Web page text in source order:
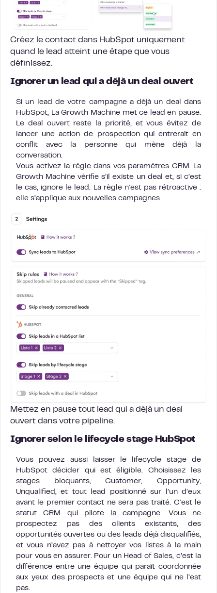
Créez le contact dans HubSpot uniquement
quand le lead atteint une étape que vous
définissez.
Ignorer un lead qui a déjà un deal ouvert
Si un lead de votre campagne a déjà un deal dans
HubSpot, La Growth Machine met ce lead en pause.
Le deal ouvert reste la priorité, et vous évitez de
lancer une action de prospection qui entrerait en
conflit avec la personne qui mène déjà la
conversation.
Vous activez la règle dans vos paramètres CRM. La
Growth Machine vérifie s’il existe un deal et, si c’est
le cas, ignore le lead. La règle n’est pas rétroactive :
elle s’applique aux nouvelles campagnes.
Mettez en pause tout lead qui a déjà un deal
ouvert dans votre pipeline.
Ignorer selon le lifecycle stage HubSpot
Vous pouvez aussi laisser le lifecycle stage de
HubSpot décider qui est éligible. Choisissez les
stages bloquants, Customer, Opportunity,
Unqualified, et tout lead positionné sur l’un d’eux
avant le premier contact ne sera pas traité. C’est le
statut CRM qui pilote la campagne. Vous ne
prospectez pas des clients existants, des
opportunités ouvertes ou des leads déjà disqualifiés,
et vous n’avez pas à nettoyer vos listes à la main
pour vous en assurer. Pour un Head of Sales, c’est la
différence entre une équipe qui paraît coordonnée
aux yeux des prospects et une équipe qui ne l’est
pas.